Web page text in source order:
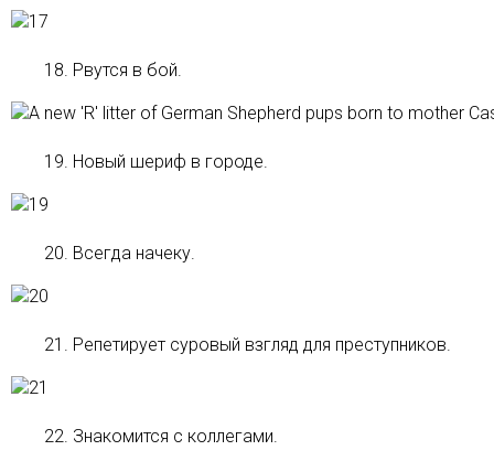
18. Рвутся в бой.
19. Новый шериф в городе.
20. Всегда начеку.
21. Репетирует суровый взгляд для преступников.
22. Знакомится с коллегами.